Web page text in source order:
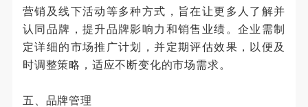
营销及线下活动等多种方式，旨在让更多人了解并
认同品牌，提升品牌影响力和销售业绩。企业需制
定详细的市场推广计划，并定期评估效果，以便及
时调整策略，适应不断变化的市场需求。
五、品牌管理